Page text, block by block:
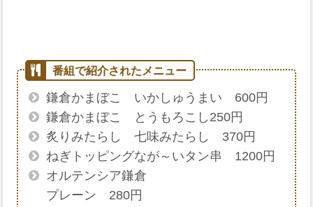
鎌倉かまぼこ いかしゅうまい 600円
鎌倉かまぼこ とうもろこし250円
炙りみたらし 七味みたらし 370円
ねぎトッピングなが～いタン串 1200円
オルテンシア鎌倉
プレーン 280円